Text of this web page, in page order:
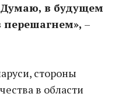
в будущем
перешагнем», –
стороны
в области